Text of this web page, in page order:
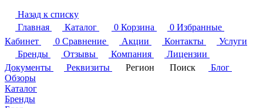
Назад к списку
Главная
Каталог 0 Корзина 0 Избранные
Кабинет
0 Сравнение Акции Контакты
Услуги
Бренды
Отзывы Компания
Лицензии
Документы
Реквизиты Регион Поиск
Блог
Обзоры
Каталог
Бренды